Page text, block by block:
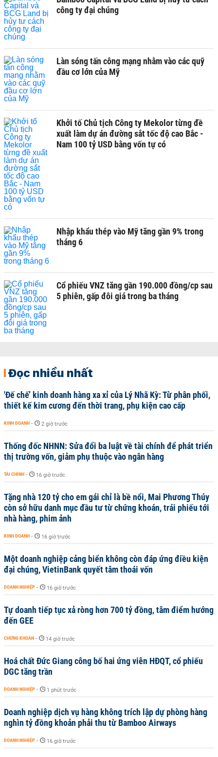
công ty đại chúng
Làn sóng tấn công mạng nhằm vào các quỹ
đầu cơ lớn của Mỹ
Khởi tố Chủ tịch Công ty Mekolor từng đề
xuất làm dự án đường sắt tốc độ cao Bắc -
Nam 100 tỷ USD bằng vốn tự có
Nhập khẩu thép vào Mỹ tăng gần 9% trong
tháng 6
Cổ phiếu VNZ tăng gần 190.000 đồng/cp sau
5 phiên, gấp đôi giá trong ba tháng
Đọc nhiều nhất
'Đế chế’ kinh doanh hàng xa xỉ của Lý Nhã Kỳ: Từ phân phối,
thiết kế kim cương đến thời trang, phụ kiện cao cấp
KINH DOANH - 2 giờ trước
Thống đốc NHNN: Sửa đổi ba luật về tài chính để phát triển
thị trường vốn, giảm phụ thuộc vào ngân hàng
TÀI CHÍNH - 16 giờ trước
Tặng nhà 120 tỷ cho em gái chỉ là bề nổi, Mai Phương Thúy
còn sở hữu danh mục đầu tư từ chứng khoán, trái phiếu tới
nhà hàng, phim ảnh
KINH DOANH - 16 giờ trước
Một doanh nghiệp cảng biển không còn đáp ứng điều kiện
đại chúng, VietinBank quyết tâm thoái vốn
DOANH NGHIỆP - 16 giờ trước
Tự doanh tiếp tục xả ròng hơn 700 tỷ đồng, tâm điểm hướng
đến GEE
CHỨNG KHOÁN - 14 giờ trước
Hoá chất Đức Giang công bố hai ứng viên HĐQT, cổ phiếu
DGC tăng trần
DOANH NGHIỆP - 1 phút trước
Doanh nghiệp dịch vụ hàng không trích lập dự phòng hàng
nghìn tỷ đồng khoản phải thu từ Bamboo Airways
DOANH NGHIỆP - 16 giờ trước